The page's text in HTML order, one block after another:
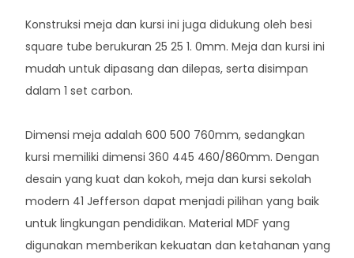
Konstruksi meja dan kursi ini juga didukung oleh besi
square tube berukuran 25 25 1. 0mm. Meja dan kursi ini
mudah untuk dipasang dan dilepas, serta disimpan
dalam 1 set carbon.
Dimensi meja adalah 600 500 760mm, sedangkan
kursi memiliki dimensi 360 445 460/860mm. Dengan
desain yang kuat dan kokoh, meja dan kursi sekolah
modern 41 Jefferson dapat menjadi pilihan yang baik
untuk lingkungan pendidikan. Material MDF yang
digunakan memberikan kekuatan dan ketahanan yang